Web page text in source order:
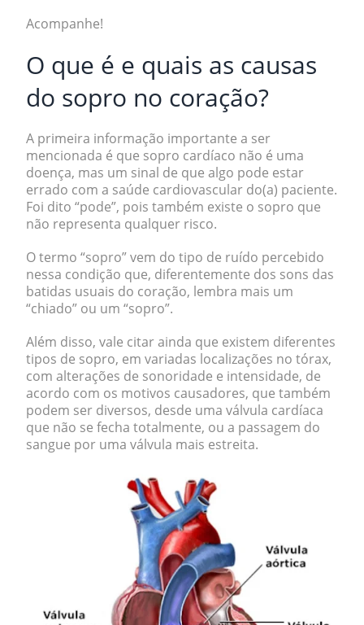
Acompanhe!
O que é e quais as causas
do sopro no coração?
A primeira informação importante a ser
mencionada é que sopro cardíaco não é uma
doença, mas um sinal de que algo pode estar
errado com a saúde cardiovascular do(a) paciente.
Foi dito “pode”, pois também existe o sopro que
não representa qualquer risco.
O termo “sopro”vem do tipo de ruído percebido
nessa condição que, diferentemente dos sons das
batidas usuais do coração, lembra mais um
“chiado” ou um “sopro”.
Além disso, vale citar ainda que existem diferentes
tipos de sopro, em variadas localizações no tórax,
com alterações de sonoridade e intensidade, de
acordo com os motivos causadores, que também
podem ser diversos, desde uma válvula cardíaca
que não se fecha totalmente, ou a passagem do
sangue por uma válvula mais estreita.